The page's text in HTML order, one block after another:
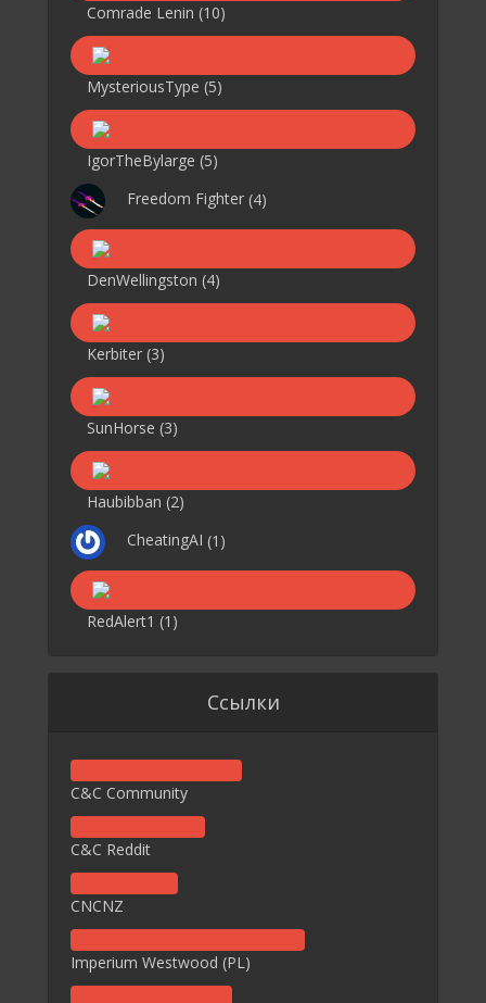
Comrade Lenin (10)
MysteriousType (5)
IgorTheBylarge (5)
Freedom Fighter (4)
DenWellingston (4)
Kerbiter (3)
SunHorse (3)
Haubibban (2)
CheatingAI (1)
RedAlert1 (1)
Ссылки
C&C Community
C&C Reddit
CNCNZ
Imperium Westwood (PL)